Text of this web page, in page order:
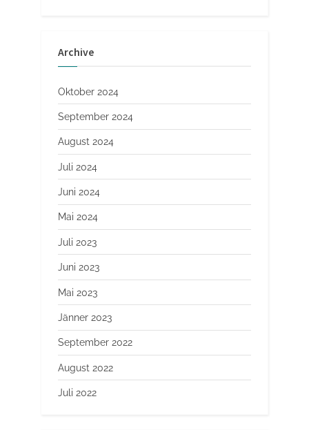
Archive
Oktober 2024
September 2024
August 2024
Juli 2024
Juni 2024
Mai 2024
Juli 2023
Juni 2023
Mai 2023
Jänner 2023
September 2022
August 2022
Juli 2022